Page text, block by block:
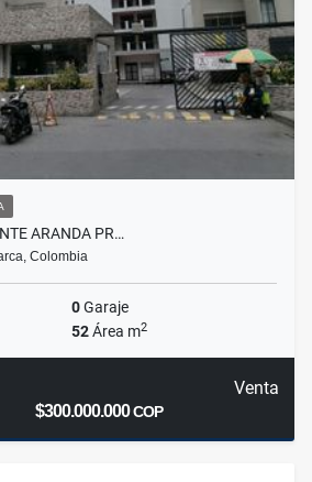
ARANDA PR…
Colombia
0Garaje
52Área m2
Venta
$300.000.000COP